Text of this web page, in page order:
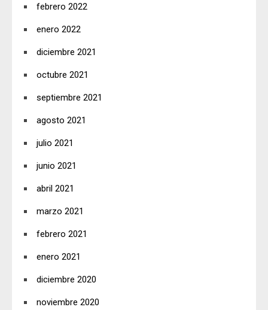
febrero 2022
enero 2022
diciembre 2021
octubre 2021
septiembre 2021
agosto 2021
julio 2021
junio 2021
abril 2021
marzo 2021
febrero 2021
enero 2021
diciembre 2020
noviembre 2020